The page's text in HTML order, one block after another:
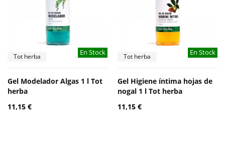
En Stock
Tot herba
Gel Modelador Algas 1 l Tot
herba
11,15 €
En Stock
Tot herba
Gel Higiene íntima hojas de
nogal 1 l Tot herba
11,15 €